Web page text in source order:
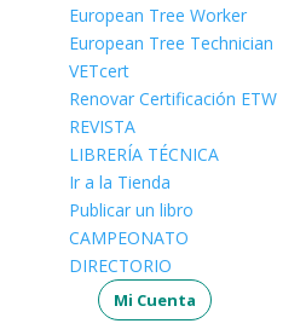
European Tree Worker
European Tree Technician
VETcert
Renovar Certificación ETW
REVISTA
LIBRERÍA TÉCNICA
Ir a la Tienda
Publicar un libro
CAMPEONATO
DIRECTORIO
Mi Cuenta